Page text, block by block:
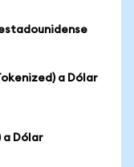
a Dólar
a Dólar